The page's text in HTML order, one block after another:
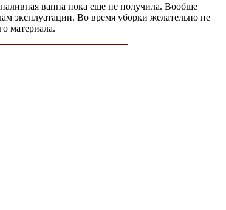
наливная ванна пока еще не получила. Вообще
эксплуатации. Во время уборки желательно не
материала.